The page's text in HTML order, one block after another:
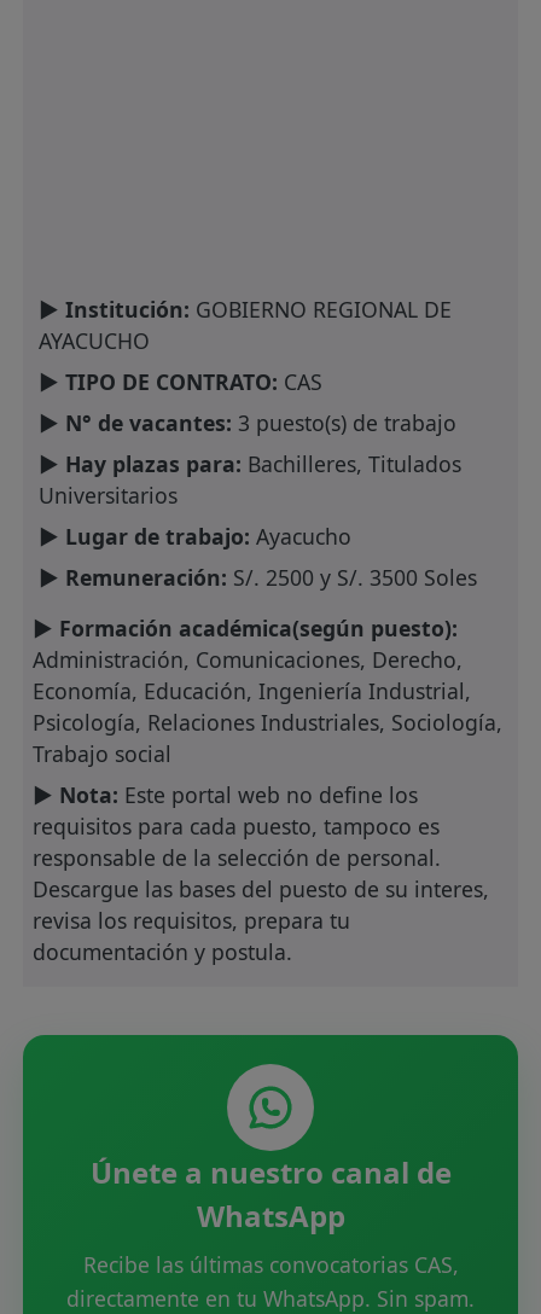
► Institución: GOBIERNO REGIONAL DE
AYACUCHO
► TIPO DE CONTRATO: CAS
► N° de vacantes: 3 puesto(s) de trabajo
► Hay plazas para: Bachilleres, Titulados
Universitarios
► Lugar de trabajo: Ayacucho
► Remuneración: S/. 2500 y S/. 3500 Soles
► Formación académica(según puesto):
Administración, Comunicaciones, Derecho,
Economía, Educación, Ingeniería Industrial,
Psicología, Relaciones Industriales, Sociología,
Trabajo social
► Nota: Este portal web no define los
requisitos para cada puesto, tampoco es
responsable de la selección de personal.
Descargue las bases del puesto de su interes,
revisa los requisitos, prepara tu
documentación y postula.
Únete a nuestro canal de
WhatsApp
Recibe las últimas convocatorias CAS,
directamente en tu WhatsApp. Sin spam.